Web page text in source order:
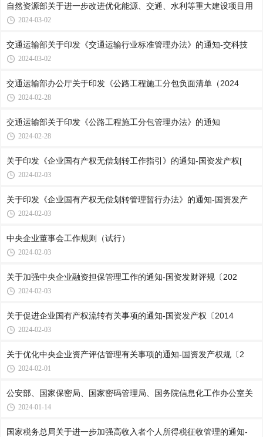
自然资源部关于进一步改进优化能源、交通、水利等重大建设项目用
2024-03-02
交通运输部关于印发《交通运输行业标准管理办法》的通知-交科技
2024-03-02
交通运输部办公厅关于印发《公路工程施工分包负面清单（2024
2024-02-28
交通运输部关于印发《公路工程施工分包管理办法》的通知
2024-02-28
关于印发《企业国有产权无偿划转工作指引》的通知-国资发产权[
2024-02-03
关于印发《企业国有产权无偿划转管理暂行办法》的通知-国资发产
2024-02-03
中央企业董事会工作规则（试行）
2024-02-03
关于加强中央企业融资担保管理工作的通知-国资发财评规〔202
2024-02-03
关于促进企业国有产权流转有关事项的通知-国资发产权〔2014
2024-02-03
关于优化中央企业资产评估管理有关事项的通知-国资发产权规〔2
2024-02-01
公安部、国家保密局、国家密码管理局、国务院信息化工作办公室关
2024-01-14
国家税务总局关于进一步加强高收入者个人所得税征收管理的通知-